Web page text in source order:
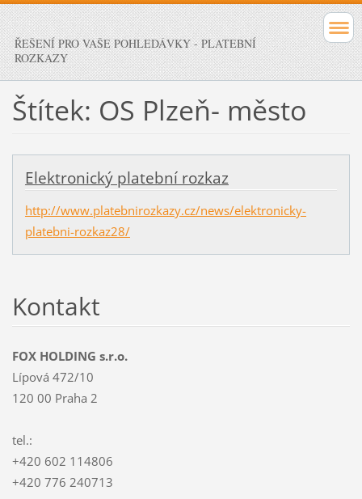
ŘEŠENÍ PRO VAŠE POHLEDÁVKY - PLATEBNÍ
ROZKAZY
Štítek: OS Plzeň- město
Elektronický platební rozkaz
http://www.platebnirozkazy.cz/news/elektronicky-
platebni-rozkaz28/
Kontakt
FOX HOLDING s.r.o.
Lípová 472/10
120 00 Praha 2
tel.:
+420 602 114806
+420 776 240713